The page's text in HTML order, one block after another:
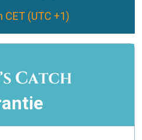
CET (UTC +1)